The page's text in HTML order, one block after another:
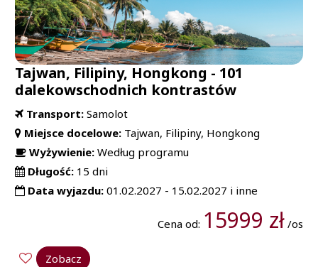
Tajwan, Filipiny, Hongkong - 101
dalekowschodnich kontrastów
Transport: Samolot
Miejsce docelowe: Tajwan, Filipiny, Hongkong
Wyżywienie: Według programu
Długość: 15 dni
Data wyjazdu:01.02.2027 - 15.02.2027 i inne
Cena od: 15999 zł/os
Zobacz